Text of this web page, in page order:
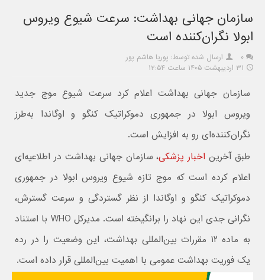
سازمان جهانی بهداشت: سرعت شیوع ویروس
ابولا نگران‌کننده است
۰
ارسال شده توسط: پوریا هاشم پور
۳۱ اردیبهشت ۱۴۰۵ ساعت ۱۲:۵۴
سازمان جهانی بهداشت اعلام کرد سرعت شیوع موج جدید
ویروس ابولا در جمهوری دموکراتیک کنگو و اوگاندا به‌طرز
نگران‌کننده‌ای رو به افزایش است.
طبق آخرین اخبار پزشکی، سازمان جهانی بهداشت در اطلاعیه‌ای
اعلام کرده است که موج تازه شیوع ویروس ابولا در جمهوری
دموکراتیک کنگو و اوگاندا از نظر گستردگی و سرعت گسترش،
نگرانی جدی این نهاد را برانگیخته است. مدیرکل WHO با استناد
به ماده ۱۲ مقررات بین‌المللی بهداشت، این وضعیت را در رده
یک فوریت بهداشت عمومی با اهمیت بین‌المللی قرار داده است.